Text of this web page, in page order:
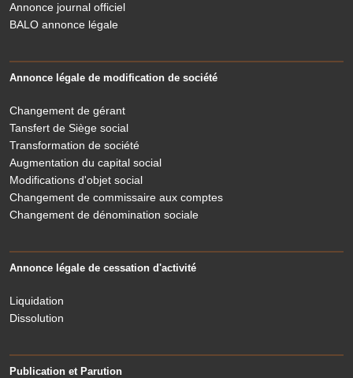
Annonce journal officiel
BALO annonce légale
Annonce légale de modification de société
Changement de gérant
Tansfert de Siège social
Transformation de société
Augmentation du capital social
Modifications d'objet social
Changement de commissaire aux comptes
Changement de dénomination sociale
Annonce légale de cessation d'activité
Liquidation
Dissolution
Publication et Parution